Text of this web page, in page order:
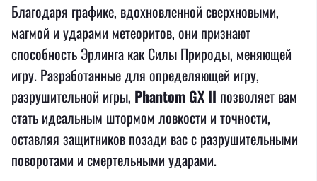
Благодаря графике, вдохновленной сверхновыми,
магмой и ударами метеоритов, они признают
способность Эрлинга как Силы Природы, меняющей
игру. Разработанные для определяющей игру,
разрушительной игры, Phantom GX II позволяет вам
стать идеальным штормом ловкости и точности,
оставляя защитников позади вас с разрушительными
поворотами и смертельными ударами.